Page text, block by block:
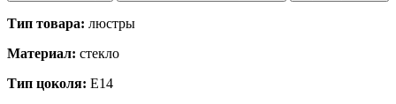
Тип товара: люстры
Материал: стекло
Тип цоколя: E14